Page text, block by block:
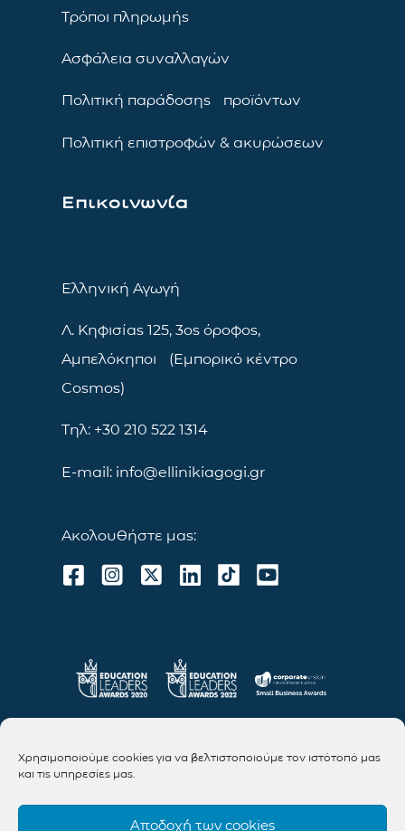
Χρησιμοποιούμε cookies για να βελτιστοποιούμε τον ιστότοπό μας
και τις υπηρεσίες μας.
Αποδοχή των cookies
Τρόποι πληρωμής
Ασφάλεια συναλλαγών
Πολιτική παράδοσης προϊόντων
Πολιτική επιστροφών & ακυρώσεων
Επικοινωνία
Ελληνική Αγωγή
Λ. Κηφισίας 125, 3ος όροφος,
Αμπελόκηποι (Εμπορικό κέντρο
Cosmos)
Τηλ: +30 210 522 1314
E-mail: info@ellinikiagogi.gr
Ακολουθήστε μας: